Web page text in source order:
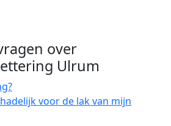
over
Ulrum
voor de lak van mijn